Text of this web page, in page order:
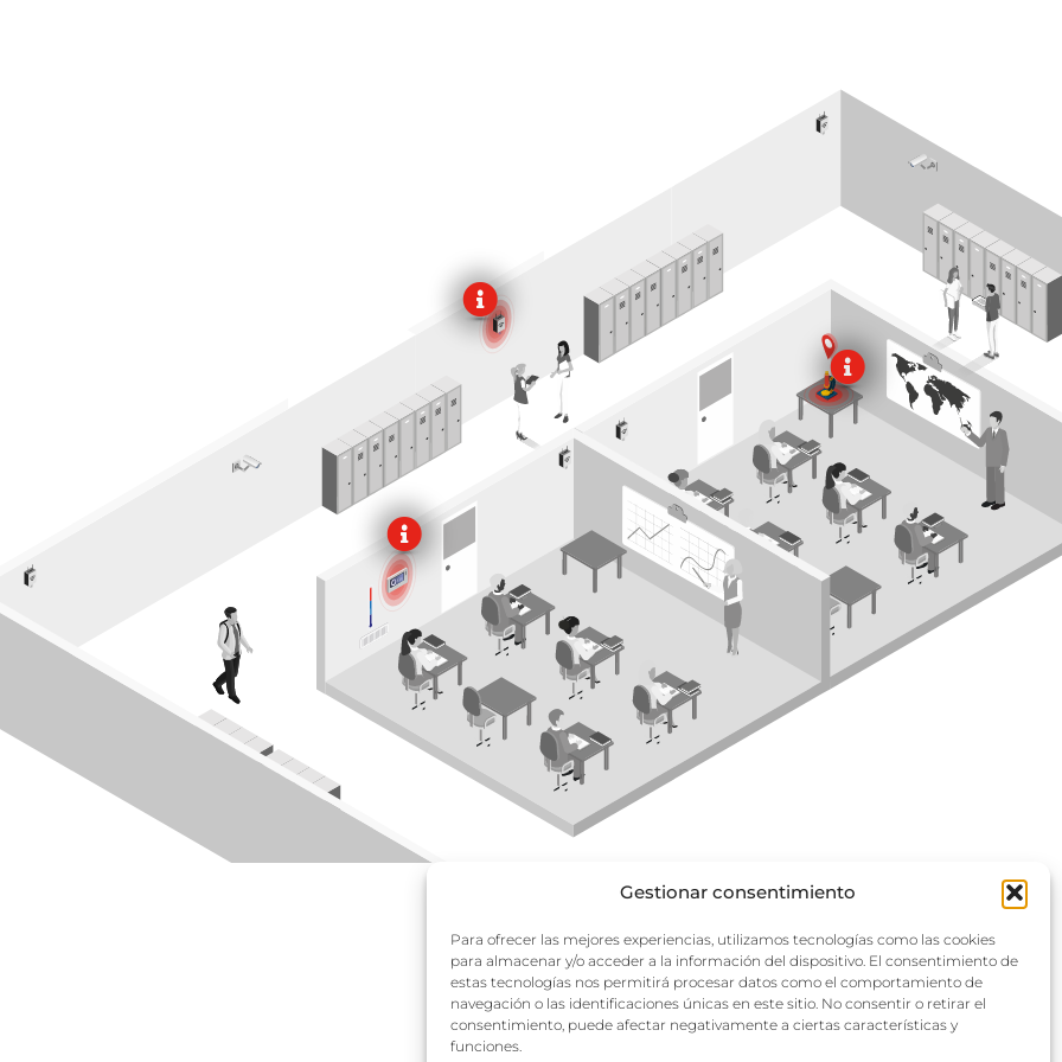
Gestionar consentimiento
Para ofrecer las mejores experiencias, utilizamos tecnologías como las cookies
para almacenar y/o acceder a la información del dispositivo. El consentimiento de
estas tecnologías nos permitirá procesar datos como el comportamiento de
navegación o las identificaciones únicas en este sitio. No consentir o retirar el
consentimiento, puede afectar negativamente a ciertas características y
funciones.